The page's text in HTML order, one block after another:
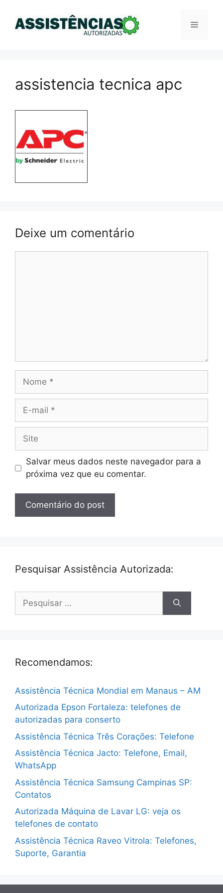
Menu
assistencia tecnica apc
Deixe um comentário
Nome
Site
Salvar meus dados neste navegador para a
próxima vez que eu comentar.
Pesquisar Assistência Autorizada:
por:
Recomendamos:
Assistência Técnica Mondial em Manaus – AM
Autorizada Epson Fortaleza: telefones de
autorizadas para conserto
Assistência Técnica Três Corações: Telefone
Assistência Técnica Jacto: Telefone, Email,
WhatsApp
Assistência Técnica Samsung Campinas SP:
Contatos
Autorizada Máquina de Lavar LG: veja os
telefones de contato
Assistência Técnica Raveo Vitrola: Telefones,
Suporte, Garantia